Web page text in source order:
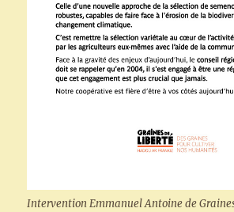
Intervention Emmanuel Antoine de